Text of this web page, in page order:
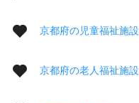
京都府の児童福祉施設
京都府の老人福祉施設